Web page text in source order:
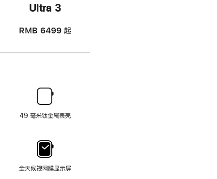
Ultra 3
RMB 6499 起
49 毫米钛金属表壳
全天候视网膜显示屏